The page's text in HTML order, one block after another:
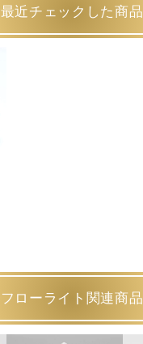
最近チェックした商品
フローライト関連商品